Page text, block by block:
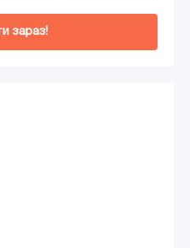
зараз!